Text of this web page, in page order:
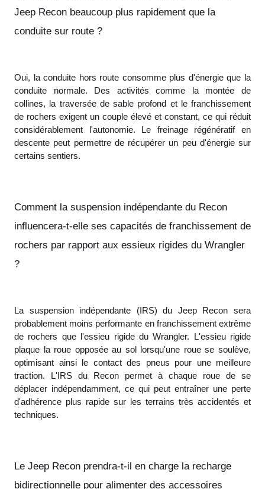
Jeep Recon beaucoup plus rapidement que la
conduite sur route ?
Oui, la conduite hors route consomme plus d'énergie que la
conduite normale. Des activités comme la montée de
collines, la traversée de sable profond et le franchissement
de rochers exigent un couple élevé et constant, ce qui réduit
considérablement l'autonomie. Le freinage régénératif en
descente peut permettre de récupérer un peu d'énergie sur
certains sentiers.
Comment la suspension indépendante du Recon
influencera-t-elle ses capacités de franchissement de
rochers par rapport aux essieux rigides du Wrangler
?
La suspension indépendante (IRS) du Jeep Recon sera
probablement moins performante en franchissement extrême
de rochers que l'essieu rigide du Wrangler. L'essieu rigide
plaque la roue opposée au sol lorsqu'une roue se soulève,
optimisant ainsi le contact des pneus pour une meilleure
traction. L'IRS du Recon permet à chaque roue de se
déplacer indépendamment, ce qui peut entraîner une perte
d'adhérence plus rapide sur les terrains très accidentés et
techniques.
Le Jeep Recon prendra-t-il en charge la recharge
bidirectionnelle pour alimenter des accessoires